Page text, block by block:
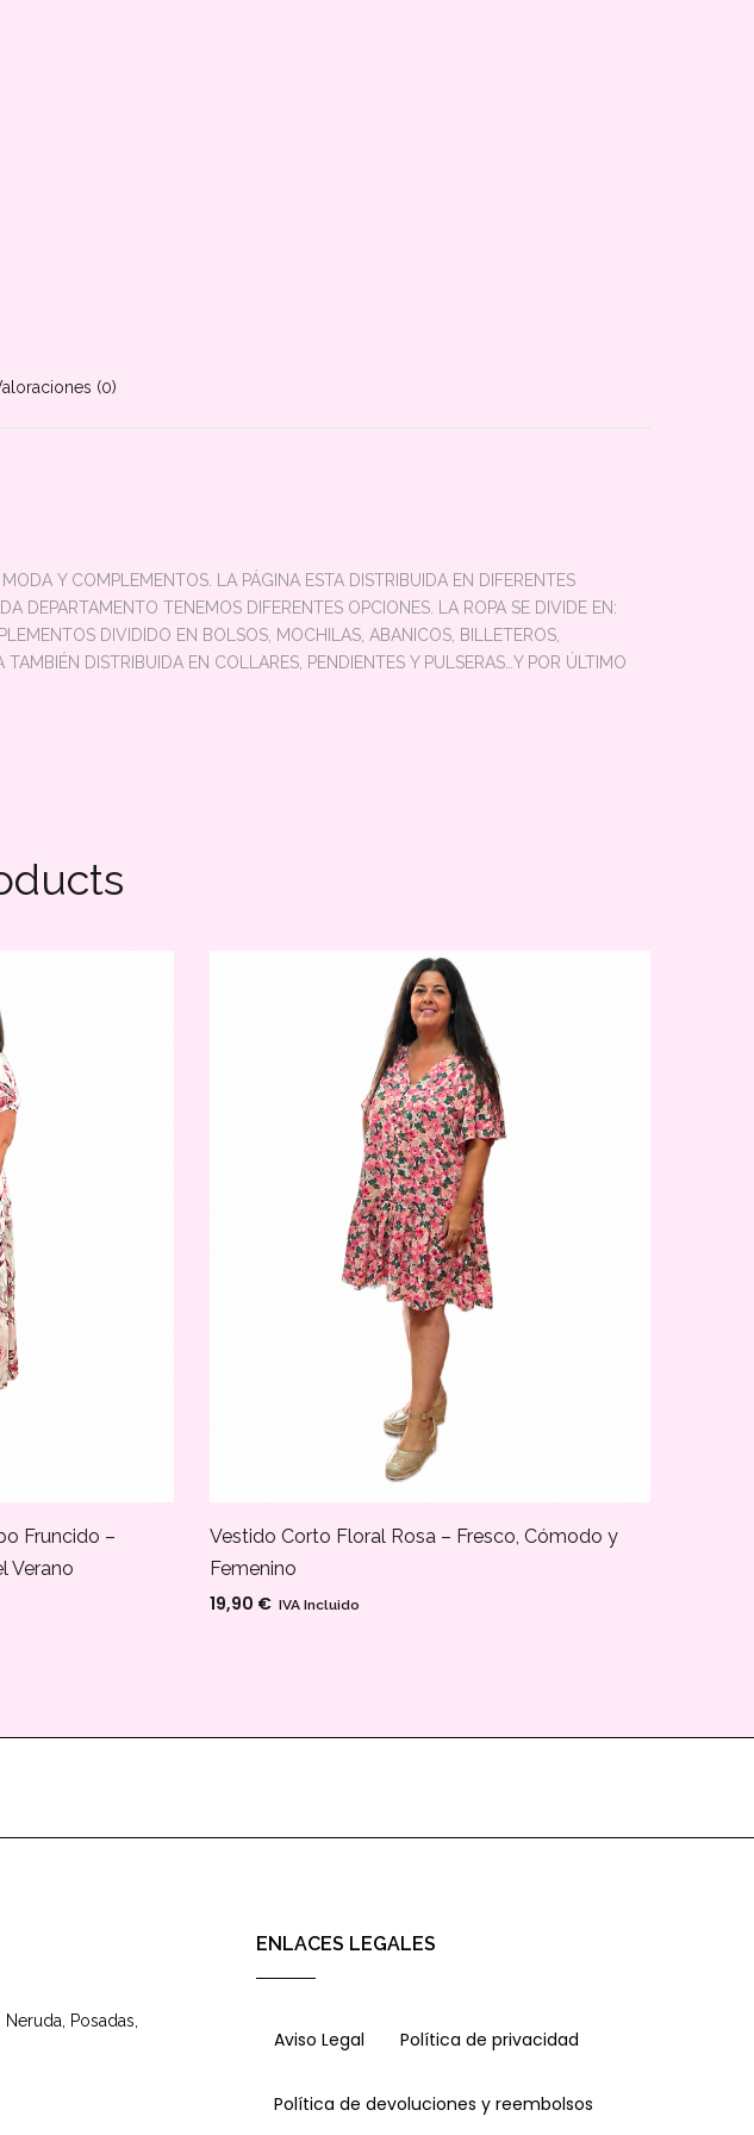
(0)
Y COMPLEMENTOS. LA PÁGINA ESTA DISTRIBUIDA EN DIFERENTES
DEPARTAMENTO TENEMOS DIFERENTES OPCIONES. LA ROPA SE DIVIDE EN:
DIVIDIDO EN BOLSOS, MOCHILAS, ABANICOS, BILLETEROS,
DISTRIBUIDA EN COLLARES, PENDIENTES Y PULSERAS…Y POR ÚLTIMO
Fruncido –
Verano
Vestido Corto Floral Rosa – Fresco, Cómodo y
Femenino
19,90 € IVA Incluido
Posadas,
ENLACES LEGALES
Aviso Legal Política de privacidad
Política de devoluciones y reembolsos